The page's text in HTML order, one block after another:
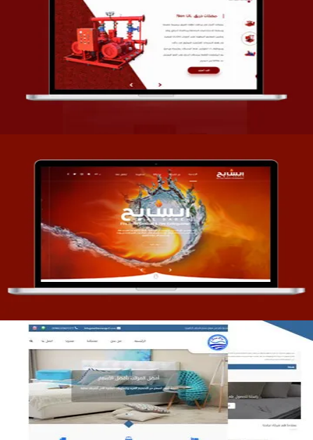
تصميم شركة قمة الأنظمة TOSY
التفاصيل
تصميم موقع السابح للصناعات المعدنية
التفاصيل
مصنع المراتب الخليجية